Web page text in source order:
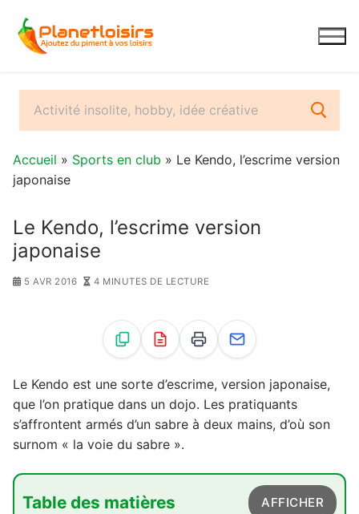
contenu
Accueil » Sports en club » Le Kendo, l’escrime version
japonaise
Le Kendo, l’escrime version
japonaise
5 AVR 2016 4 MINUTES DE LECTURE
Le Kendo est une sorte d’escrime, version japonaise,
que l’on pratique dans un dojo. Les pratiquants
s’affrontent armés d’un sabre à deux mains, d’où son
surnom « la voie du sabre ».
Table des matières AFFICHER